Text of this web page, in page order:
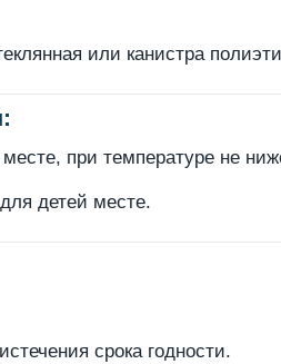
или канистра
при температуре не
детей месте.
срока годности.